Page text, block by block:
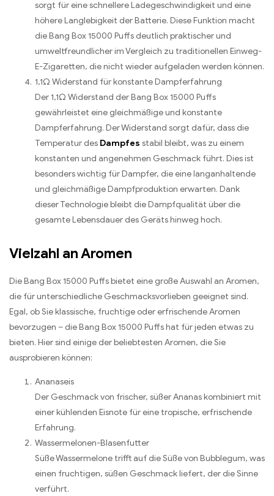
sorgt für eine schnellere Ladegeschwindigkeit und eine
höhere Langlebigkeit der Batterie. Diese Funktion macht
die Bang Box 15000 Puffs deutlich praktischer und
umweltfreundlicher im Vergleich zu traditionellen Einweg-
E-Zigaretten, die nicht wieder aufgeladen werden können.
1,1Ω Widerstand für konstante Dampferfahrung
Der 1,1Ω Widerstand der Bang Box 15000 Puffs
gewährleistet eine gleichmäßige und konstante
Dampferfahrung. Der Widerstand sorgt dafür, dass die
Temperatur des Dampfes stabil bleibt, was zu einem
konstanten und angenehmen Geschmack führt. Dies ist
besonders wichtig für Dampfer, die eine langanhaltende
und gleichmäßige Dampfproduktion erwarten. Dank
dieser Technologie bleibt die Dampfqualität über die
gesamte Lebensdauer des Geräts hinweg hoch.
Vielzahl an Aromen
Die Bang Box 15000 Puffs bietet eine große Auswahl an Aromen,
die für unterschiedliche Geschmacksvorlieben geeignet sind.
Egal, ob Sie klassische, fruchtige oder erfrischende Aromen
bevorzugen – die Bang Box 15000 Puffs hat für jeden etwas zu
bieten. Hier sind einige der beliebtesten Aromen, die Sie
ausprobieren können:
Ananaseis
Der Geschmack von frischer, süßer Ananas kombiniert mit
einer kühlenden Eisnote für eine tropische, erfrischende
Erfahrung.
Wassermelonen-Blasenfutter
Süße Wassermelone trifft auf die Süße von Bubblegum, was
einen fruchtigen, süßen Geschmack liefert, der die Sinne
verführt.